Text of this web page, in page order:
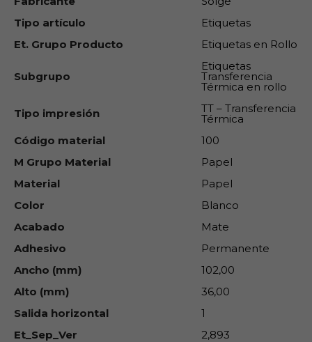
Tipo artículo
Etiquetas
Et. Grupo Producto
Etiquetas en Rollo
Subgrupo
Etiquetas
Transferencia
Térmica en rollo
Tipo impresión
TT – Transferencia
Térmica
Código material
100
M Grupo Material
Papel
Material
Papel
Color
Blanco
Acabado
Mate
Adhesivo
Permanente
Ancho (mm)
102,00
Alto (mm)
36,00
Salida horizontal
1
Et_Sep_Ver
2,893